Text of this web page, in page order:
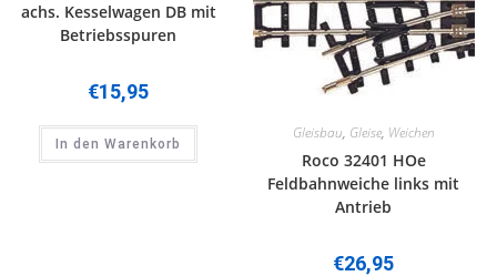
achs. Kesselwagen DB mit
Betriebsspuren
€15,95
In den Warenkorb
Gleisbau, Gleise, Weichen
Roco 32401 HOe
Feldbahnweiche links mit
Antrieb
€26,95